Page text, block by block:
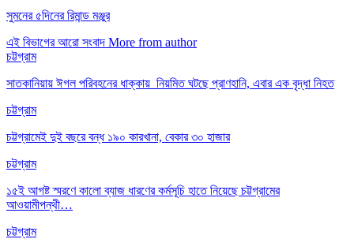
সুমনের ৫দিনের রিমান্ড মঞ্জুর
এই বিভাগের আরো সংবাদ More from author
চট্টগ্রাম
সাতকানিয়ায় ঈগল পরিবহনের ধাক্কায় নিয়মিত ঘটছে প্রাণহানি, এবার এক বৃদ্ধা নিহত
চট্টগ্রাম
চট্টগ্রামেই দুই বছরে বন্ধ ১৯০ কারখানা, বেকার ৩০ হাজার
চট্টগ্রাম
১৫ই আগষ্ট স্মরণে কালো ব্যাজ ধারণের কর্মসূচি হাতে নিয়েছে চট্টগ্রামের
আওয়ামীপন্থী…
চট্টগ্রাম